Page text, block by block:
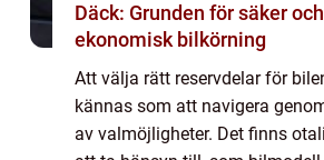
Däck: Grunden för säker och
ekonomisk bilkörning
Att välja rätt reservdelar för
kännas som att navigera
av valmöjligheter. Det finns